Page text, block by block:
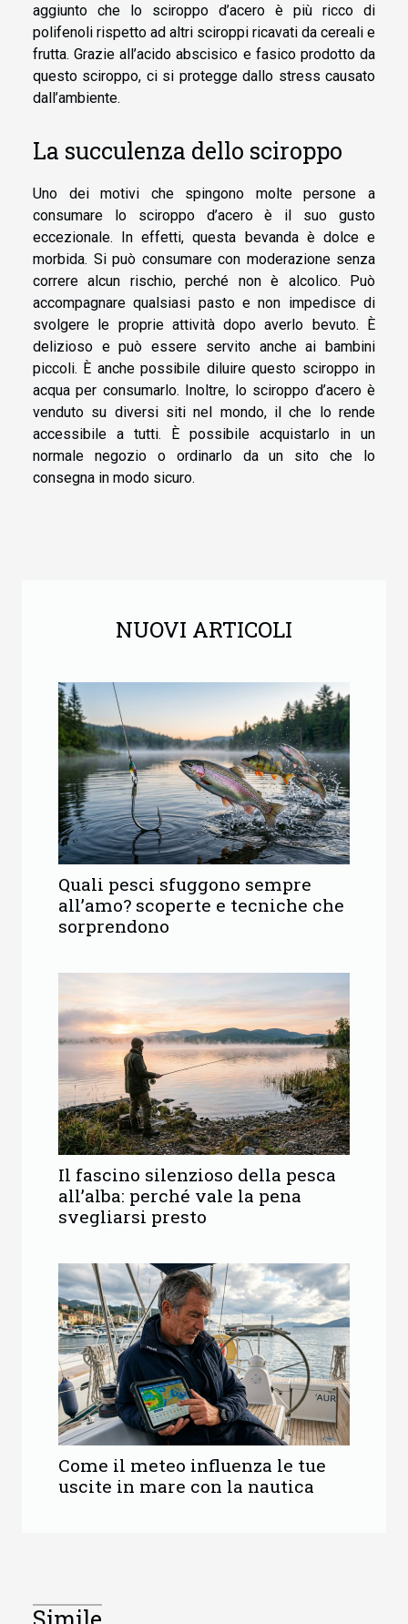
aggiunto che lo sciroppo d’acero è più ricco di
polifenoli rispetto ad altri sciroppi ricavati da cereali e
frutta. Grazie all’acido abscisico e fasico prodotto da
questo sciroppo, ci si protegge dallo stress causato
dall’ambiente.
La succulenza dello sciroppo
Uno dei motivi che spingono molte persone a
consumare lo sciroppo d’acero è il suo gusto
eccezionale. In effetti, questa bevanda è dolce e
morbida. Si può consumare con moderazione senza
correre alcun rischio, perché non è alcolico. Può
accompagnare qualsiasi pasto e non impedisce di
svolgere le proprie attività dopo averlo bevuto. È
delizioso e può essere servito anche ai bambini
piccoli. È anche possibile diluire questo sciroppo in
acqua per consumarlo. Inoltre, lo sciroppo d’acero è
venduto su diversi siti nel mondo, il che lo rende
accessibile a tutti. È possibile acquistarlo in un
normale negozio o ordinarlo da un sito che lo
consegna in modo sicuro.
NUOVI ARTICOLI
Quali pesci sfuggono sempre
all’amo? scoperte e tecniche che
sorprendono
Il fascino silenzioso della pesca
all’alba: perché vale la pena
svegliarsi presto
Come il meteo influenza le tue
uscite in mare con la nautica